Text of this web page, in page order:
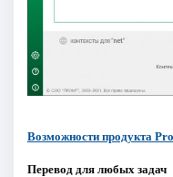
Возможности продукта
Перевод для любых задач